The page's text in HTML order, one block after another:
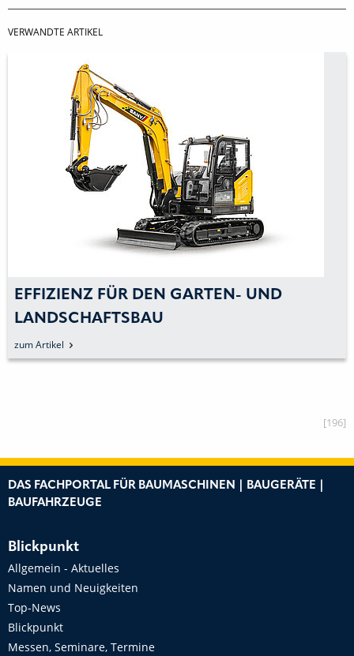
VERWANDTE ARTIKEL
EFFIZIENZ FÜR DEN GARTEN- UND
LANDSCHAFTSBAU
zum Artikel
[196]
DAS FACHPORTAL FÜR BAUMASCHINEN | BAUGERÄTE |
BAUFAHRZEUGE
Blickpunkt
Allgemein - Aktuelles
Namen und Neuigkeiten
Top-News
Blickpunkt
Messen, Seminare, Termine